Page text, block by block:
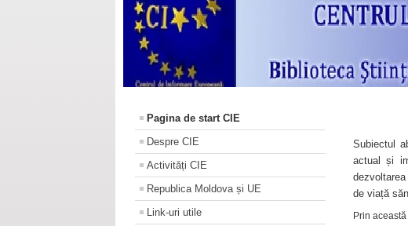
Pagina de start CIE
Despre CIE
Activități CIE
Republica Moldova și UE
Link-uri utile
Subiectul
actual și
de viață
Prin